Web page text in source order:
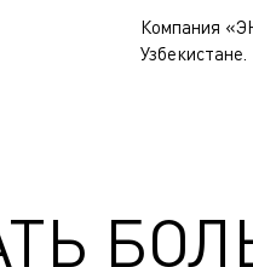
Компания
Узбекистане.